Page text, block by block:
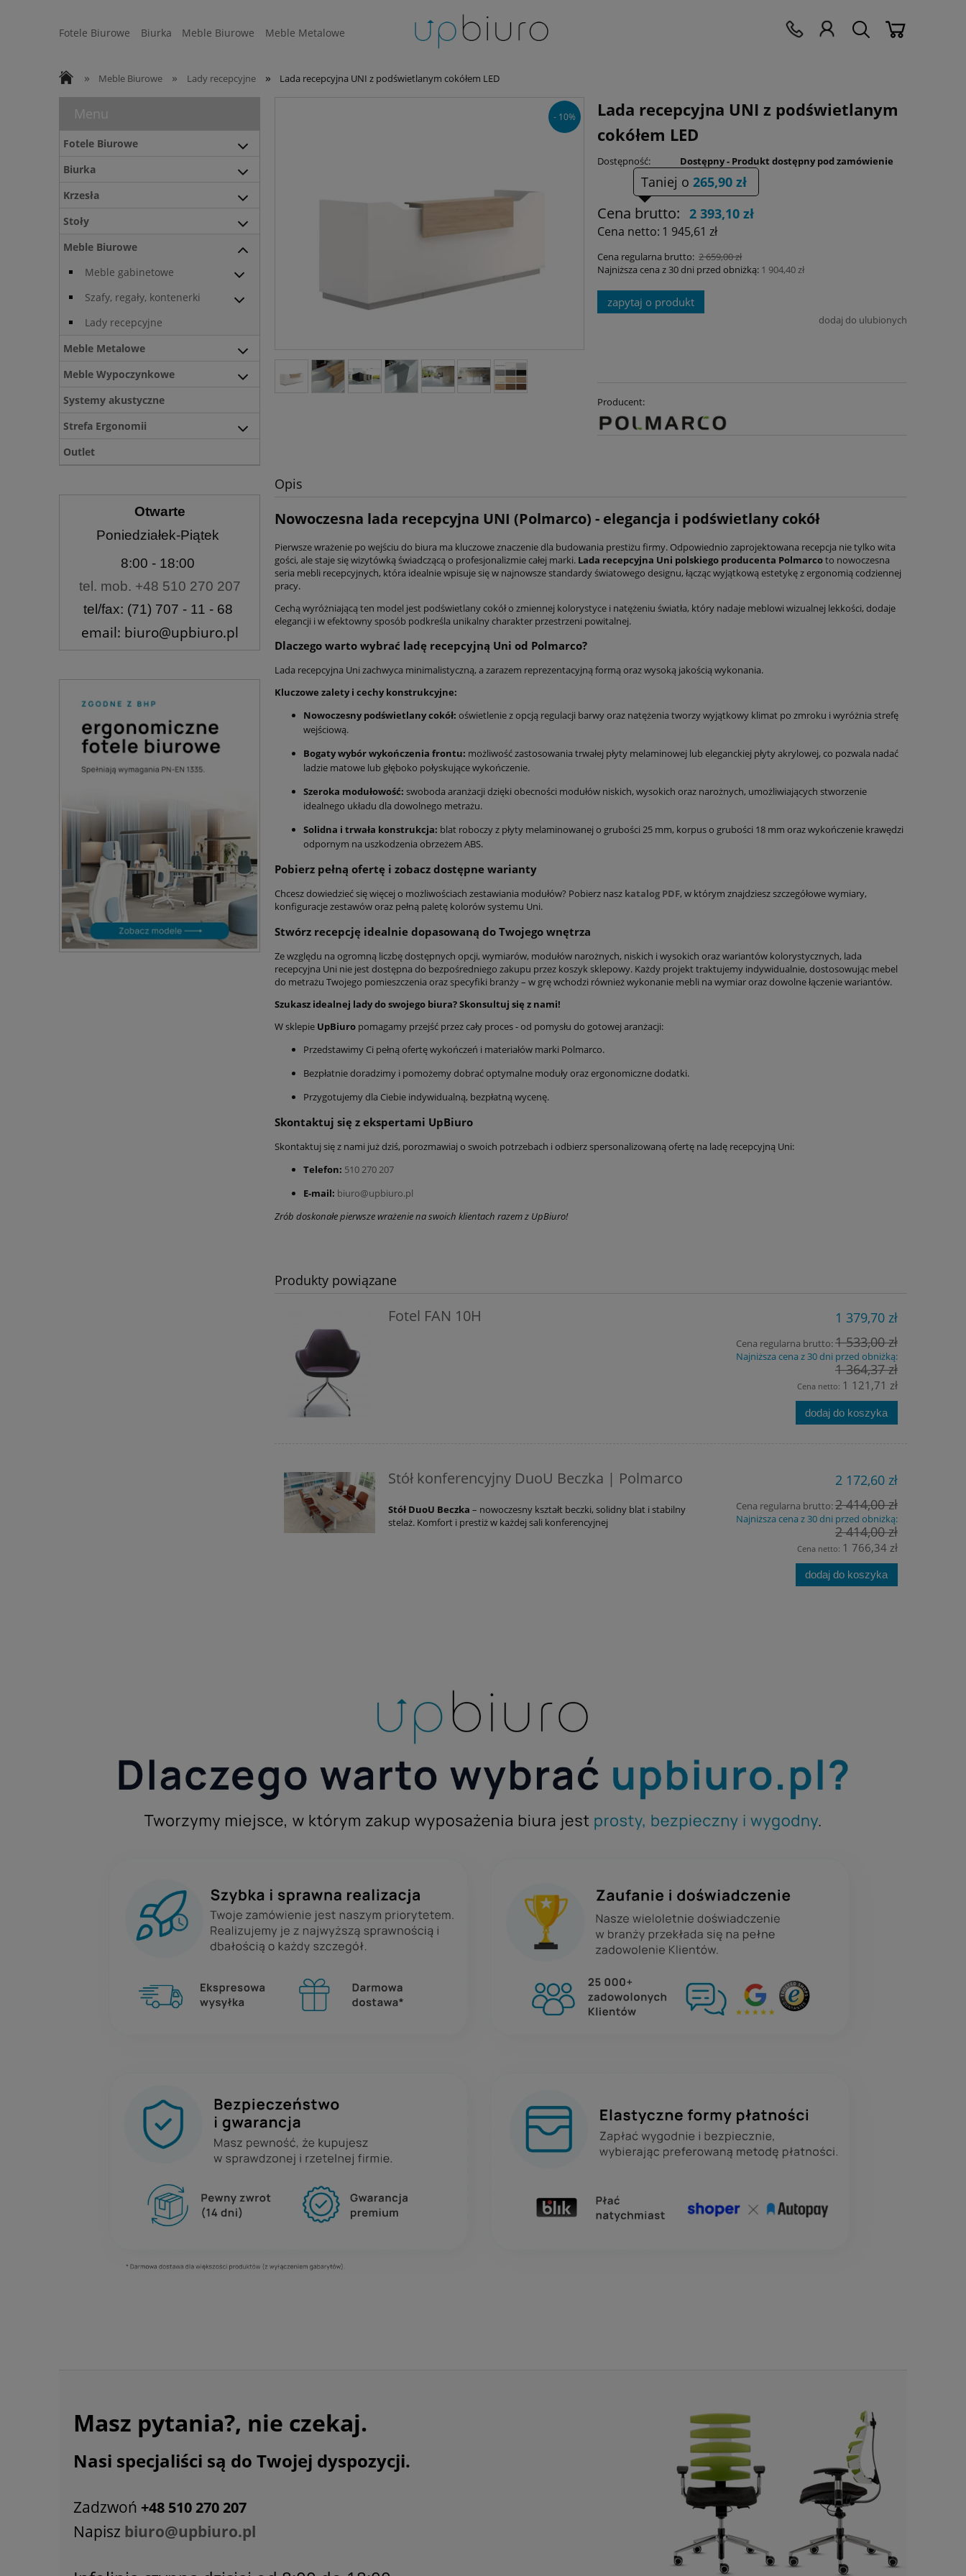
Fotele Biurowe Biurka Meble Biurowe Meble Metalowe
» Meble Biurowe » Lady recepcyjne » Lada recepcyjna UNI z podświetlanym cokółem LED
Menu
Fotele Biurowe
Biurka
Krzesła
Stoły
Meble Biurowe
Meble gabinetowe
Szafy, regały, kontenerki
Lady recepcyjne
Meble Metalowe
Meble Wypoczynkowe
Systemy akustyczne
Strefa Ergonomii
Outlet
Otwarte
Poniedziałek-Piątek
8:00 - 18:00
tel. mob. +48 510 270 207
tel/fax: (71) 707 - 11 - 68
email: biuro@upbiuro.pl
Lada recepcyjna UNI z podświetlanym
cokółem LED
- 10%
Dostępność: Dostępny - Produkt dostępny pod zamówienie
Taniej o265,90 zł
Cena brutto: 2 393,10 zł
Cena netto: 1 945,61 zł
Cena regularna brutto: 2 659,00 zł
Najniższa cena z 30 dni przed obniżką: 1 904,40 zł
zapytaj o produkt
dodaj do ulubionych
Producent:
Opis
Nowoczesna lada recepcyjna UNI (Polmarco) - elegancja i podświetlany cokół
Pierwsze wrażenie po wejściu do biura ma kluczowe znaczenie dla budowania prestiżu firmy. Odpowiednio zaprojektowana recepcja nie tylko wita
gości, ale staje się wizytówką świadczącą o profesjonalizmie całej marki. Lada recepcyjna Uni polskiego producenta Polmarcoto nowoczesna
seria mebli recepcyjnych, która idealnie wpisuje się w najnowsze standardy światowego designu, łącząc wyjątkową estetykę z ergonomią codziennej
pracy.
Cechą wyróżniającą ten model jest podświetlany cokół o zmiennej kolorystyce i natężeniu światła, który nadaje meblowi wizualnej lekkości, dodaje
elegancji i w efektowny sposób podkreśla unikalny charakter przestrzeni powitalnej.
Dlaczego warto wybrać ladę recepcyjną Uni od Polmarco?
Lada recepcyjna Uni zachwyca minimalistyczną, a zarazem reprezentacyjną formą oraz wysoką jakością wykonania.
Kluczowe zalety i cechy konstrukcyjne:
Nowoczesny podświetlany cokół: oświetlenie z opcją regulacji barwy oraz natężenia tworzy wyjątkowy klimat po zmroku i wyróżnia strefę
wejściową.
Bogaty wybór wykończenia frontu: możliwość zastosowania trwałej płyty melaminowej lub eleganckiej płyty akrylowej, co pozwala nadać
ladzie matowe lub głęboko połyskujące wykończenie.
Szeroka modułowość: swoboda aranżacji dzięki obecności modułów niskich, wysokich oraz narożnych, umożliwiających stworzenie
idealnego układu dla dowolnego metrażu.
Solidna i trwała konstrukcja: blat roboczy z płyty melaminowanej o grubości 25 mm, korpus o grubości 18 mm oraz wykończenie krawędzi
odpornym na uszkodzenia obrzeżem ABS.
Pobierz pełną ofertę i zobacz dostępne warianty
Chcesz dowiedzieć się więcej o możliwościach zestawiania modułów? Pobierz nasz katalog PDF, w którym znajdziesz szczegółowe wymiary,
konfiguracje zestawów oraz pełną paletę kolorów systemu Uni.
Stwórz recepcję idealnie dopasowaną do Twojego wnętrza
Ze względu na ogromną liczbę dostępnych opcji, wymiarów, modułów narożnych, niskich i wysokich oraz wariantów kolorystycznych, lada
recepcyjna Uni nie jest dostępna do bezpośredniego zakupu przez koszyk sklepowy. Każdy projekt traktujemy indywidualnie, dostosowując mebel
do metrażu Twojego pomieszczenia oraz specyfiki branży – w grę wchodzi również wykonanie mebli na wymiar oraz dowolne łączenie wariantów.
Szukasz idealnej lady do swojego biura? Skonsultuj się z nami!
W sklepie UpBiuro pomagamy przejść przez cały proces - od pomysłu do gotowej aranżacji:
Przedstawimy Ci pełną ofertę wykończeń i materiałów marki Polmarco.
Bezpłatnie doradzimy i pomożemy dobrać optymalne moduły oraz ergonomiczne dodatki.
Przygotujemy dla Ciebie indywidualną, bezpłatną wycenę.
Skontaktuj się z ekspertami UpBiuro
Skontaktuj się z nami już dziś, porozmawiaj o swoich potrzebach i odbierz spersonalizowaną ofertę na ladę recepcyjną Uni:
Telefon: 510 270 207
E-mail: biuro@upbiuro.pl
Zrób doskonałe pierwsze wrażenie na swoich klientach razem z UpBiuro!
Produkty powiązane
Fotel FAN 10H 1 379,70 zł
Cena regularna brutto:1 533,00 zł
Najniższa cena z 30 dni przed obniżką:
1 364,37 zł
Cena netto: 1 121,71 zł
dodaj do koszyka
Stół konferencyjny DuoU Beczka | Polmarco
Stół DuoU Beczka – nowoczesny kształt beczki, solidny blat i stabilny
stelaż. Komfort i prestiż w każdej sali konferencyjnej
2 172,60 zł
Cena regularna brutto:2 414,00 zł
Najniższa cena z 30 dni przed obniżką:
2 414,00 zł
Cena netto: 1 766,34 zł
dodaj do koszyka
Masz pytania?, nie czekaj.
Nasi specjaliści są do Twojej dyspozycji.
Zadzwoń +48 510 270 207
Napisz biuro@upbiuro.pl